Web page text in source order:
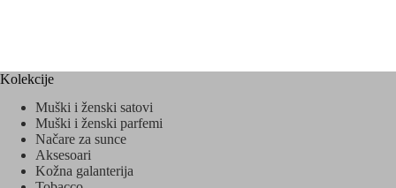
Kolekcije
Muški i ženski satovi
Muški i ženski parfemi
Načare za sunce
Aksesoari
Kožna galanterija